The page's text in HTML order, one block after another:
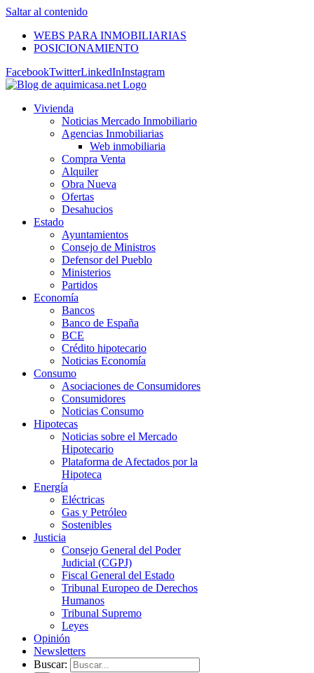
Saltar al contenido
WEBS PARA INMOBILIARIAS
POSICIONAMIENTO
FacebookTwitterLinkedInInstagram
Vivienda
Noticias Mercado Inmobiliario
Agencias Inmobiliarias
Web inmobiliaria
Compra Venta
Alquiler
Obra Nueva
Ofertas
Desahucios
Estado
Ayuntamientos
Consejo de Ministros
Defensor del Pueblo
Ministerios
Partidos
Economía
Bancos
Banco de España
BCE
Crédito hipotecario
Noticias Economía
Consumo
Asociaciones de Consumidores
Consumidores
Noticias Consumo
Hipotecas
Noticias sobre el Mercado
Hipotecario
Plataforma de Afectados por la
Hipoteca
Energía
Eléctricas
Gas y Petróleo
Sostenibles
Justicia
Consejo General del Poder
Judicial (CGPJ)
Fiscal General del Estado
Tribunal Europeo de Derechos
Humanos
Tribunal Supremo
Leyes
Opinión
Newsletters
Buscar: